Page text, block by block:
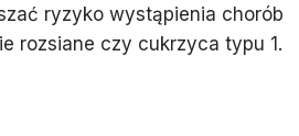
ryzyko wystąpienia chorób
rozsiane czy cukrzyca typu 1.